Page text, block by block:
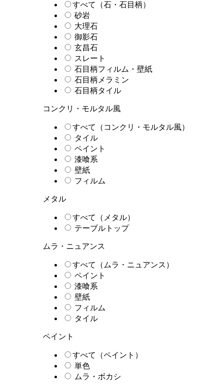
すべて（石・石目柄）
砂岩
大理石
御影石
玄昌石
スレート
石目柄フィルム・壁紙
石目柄メラミン
石目柄タイル
コンクリ・モルタル風
すべて（コンクリ・モルタル風）
タイル
ペイント
漆喰系
壁紙
フィルム
メタル
すべて（メタル）
テーブルトップ
ムラ・ニュアンス
すべて（ムラ・ニュアンス）
ペイント
漆喰系
壁紙
フィルム
タイル
ペイント
すべて（ペイント）
単色
ムラ・ボカシ